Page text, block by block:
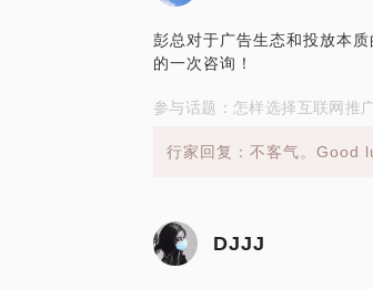
彭总对于广告生态和投放本
的一次咨询！
参与话题：怎样选择互联网推
行家回复：不客气。Good
DJJJ